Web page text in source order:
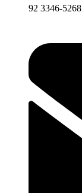
92 3346-5268